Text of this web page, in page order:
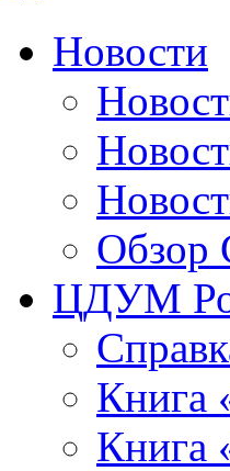
Новости
ЦДУМ
Книга
Книга